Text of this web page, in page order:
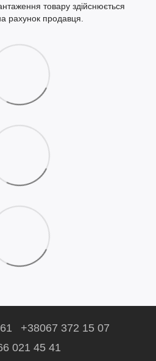
товару здійснюється
рахунок продавця.
+38067 372 15 07
021 45 41